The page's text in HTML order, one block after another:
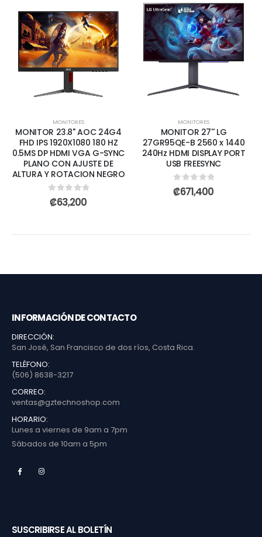
MONITORES
MONITOR 23.8" AOC 24G4
FHD IPS 1920X1080 180 HZ
0.5MS DP HDMI VGA G-SYNC
PLANO CON AJUSTE DE
ALTURA Y ROTACION NEGRO
0out of 5
₡63,200
MONITORES
MONITOR 27'' LG
27GR95QE-B 2560 x 1440
240Hz HDMI DISPLAY PORT
USB FREESYNC
0out of 5
₡671,400
INFORMACIÓN DE CONTACTO
DIRECCIÓN:
San José, San Francisco de dos ríos, Costa Rica.
TELÉFONO:
(506) 8638-3217
CORREO:
ventas@gztechnoshop.com
HORARIO:
Lunes a viernes de 9am a 7pm
Sábados de 10am a 5pm
SUSCRIBIRSE AL BOLETÍN